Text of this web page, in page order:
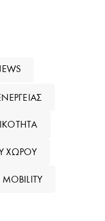
ΧΏΡΟΥ
MOBILITY